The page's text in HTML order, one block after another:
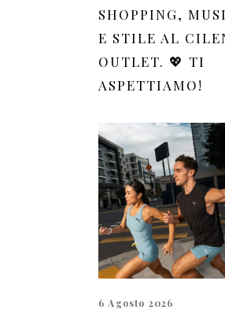
SHOPPING,
E STILE AL
OUTLET. 💖 TI
ASPETTIAMO!
6 Agosto 2026